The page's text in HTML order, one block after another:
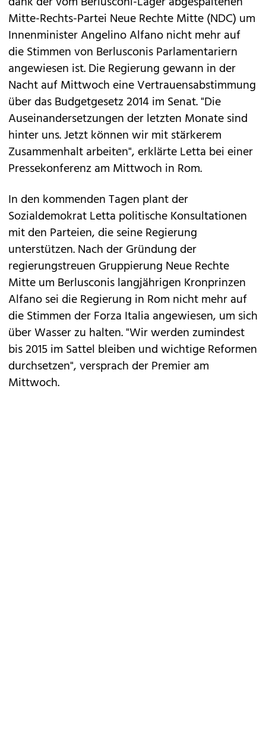
Mitte-Rechts-Partei Neue Rechte Mitte (NDC) um
Innenminister Angelino Alfano nicht mehr auf
die Stimmen von Berlusconis Parlamentariern
angewiesen ist. Die Regierung gewann in der
Nacht auf Mittwoch eine Vertrauensabstimmung
über das Budgetgesetz 2014 im Senat. "Die
Auseinandersetzungen der letzten Monate sind
hinter uns. Jetzt können wir mit stärkerem
Zusammenhalt arbeiten", erklärte Letta bei einer
Pressekonferenz am Mittwoch in Rom.
In den kommenden Tagen plant der
Sozialdemokrat Letta politische Konsultationen
mit den Parteien, die seine Regierung
unterstützen. Nach der Gründung der
regierungstreuen Gruppierung Neue Rechte
Mitte um Berlusconis langjährigen Kronprinzen
Alfano sei die Regierung in Rom nicht mehr auf
die Stimmen der Forza Italia angewiesen, um sich
über Wasser zu halten. "Wir werden zumindest
bis 2015 im Sattel bleiben und wichtige Reformen
durchsetzen", versprach der Premier am
Mittwoch.